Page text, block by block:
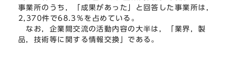
事業所のうち，「成果があった」と回答した事業所は，
2,370件で68.3％を占めている。
なお，企業間交流の活動内容の大半は，「業界，製
品，技術等に関する情報交換」である。